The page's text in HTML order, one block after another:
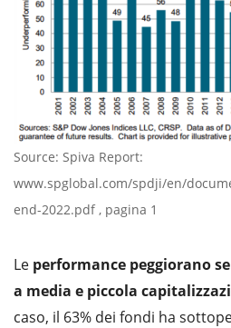
Source: Spiva Report:
www.spglobal.com/spdji/en/
end-2022.pdf , pagina 1
Le performance peggiorano
a media e piccola
caso, il 63% dei fondi ha